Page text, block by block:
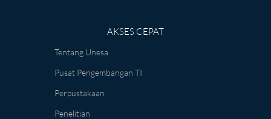
AKSES CEPAT
Tentang Unesa
Pusat Pengembangan TI
Perpustakaan
Penelitian